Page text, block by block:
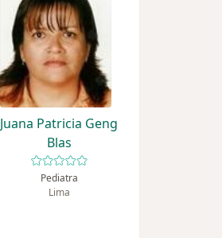
Juana Patricia Geng
Blas
Pediatra
Lima